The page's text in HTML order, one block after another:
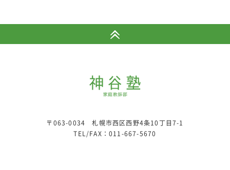
〒063-0034 札幌市西区西野4条10丁目7-1
TEL/FAX：011-667-5670